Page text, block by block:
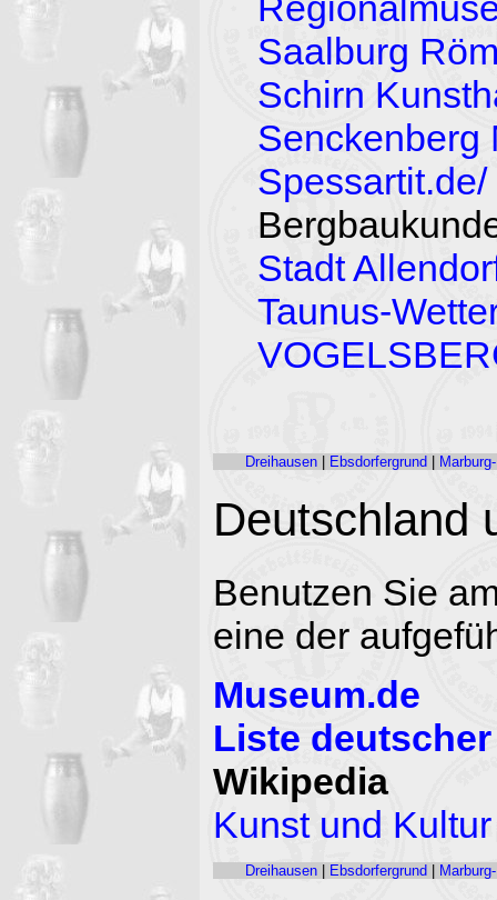
Saalburg
Schirn
Senckenberg
Spessartit.de/
Stadt
Taunus-
Dreihausen| Ebsdorfergrund
Deutschland
Benutzen Sie
eine der
Museum.de
Liste
Wikipedia
Kunst und
Dreihausen| Ebsdorfergrund|